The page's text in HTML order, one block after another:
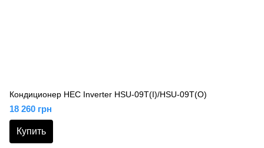
Кондиционер HEC Inverter HSU-09T(I)/HSU-09T(O)
18 260 грн
Купить